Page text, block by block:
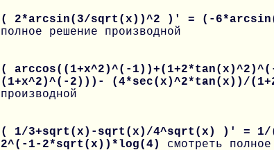
( 2*arcsin(3/sqrt(x))^2 )' = (-
полное решение производной
( arccos((1+x^2)^(-
(1+x^2)^(-2)))- (4*sec(x)^2*tan(x))/
производной
( 1/3+sqrt(x)-sqrt(x)/4^sqrt(x) )' =
2^(-1-2*sqrt(x))*log(4) смотреть